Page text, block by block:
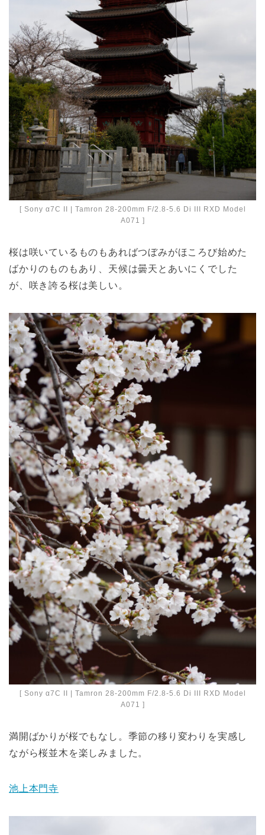
[ Sony α7C II | Tamron 28-200mm F/2.8-5.6 Di III RXD Model
A071 ]
桜は咲いているものもあればつぼみがほころび始めた
ばかりのものもあり、天候は曇天とあいにくでした
が、咲き誇る桜は美しい。
[ Sony α7C II | Tamron 28-200mm F/2.8-5.6 Di III RXD Model
A071 ]
満開ばかりが桜でもなし。季節の移り変わりを実感し
ながら桜並木を楽しみました。
池上本門寺